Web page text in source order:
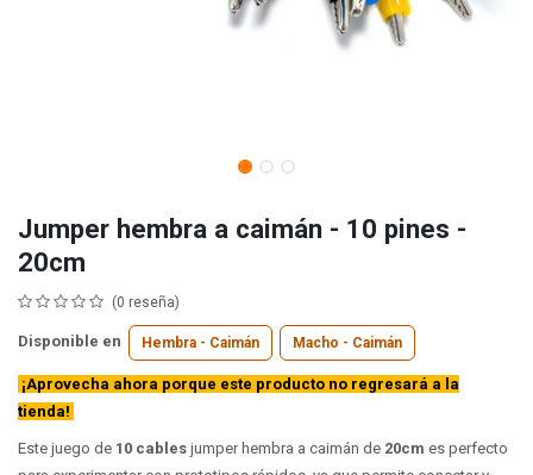
Jumper hembra a caimán - 10 pines -
20cm
(0 reseña)
Disponible en Hembra - Caimán Macho - Caimán
¡Aprovecha ahora porque este producto no regresará a la
tienda!
Este juego de 10 cables jumper hembra a caimán de 20cm es perfecto